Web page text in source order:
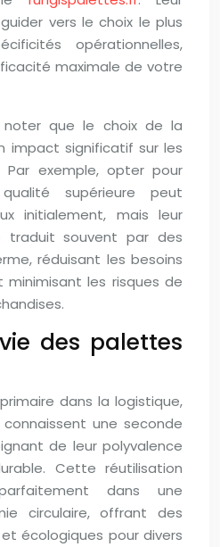
vers le choix le plus
opérationnelles,
maximale de votre
que le choix de la
impact significatif sur les
Par exemple, opter pour
supérieure peut
initialement, mais leur
traduit souvent par des
réduisant les besoins
les risques de
des palettes
dans la logistique,
une seconde
de leur polyvalence
Cette réutilisation
dans une
circulaire, offrant des
écologiques pour divers